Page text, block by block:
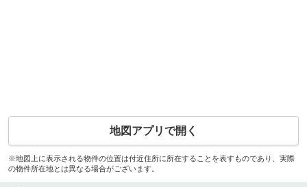
地図アプリで開く
※地図上に表示される物件の位置は付近住所に所在することを表すものであり、実際
の物件所在地とは異なる場合がございます。